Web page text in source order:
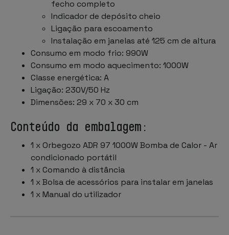
fecho completo
Indicador de depósito cheio
Ligação para escoamento
Instalação em janelas até 125 cm de altura
Consumo em modo frio: 990W
Consumo em modo aquecimento: 1000W
Classe energética: A
Ligação: 230V/50 Hz
Dimensões: 29 x 70 x 30 cm
Conteúdo da embalagem:
1 x Orbegozo ADR 97 1000W Bomba de Calor - Ar
condicionado portátil
1 x Comando à distância
1 x Bolsa de acessórios para instalar em janelas
1 x Manual do utilizador